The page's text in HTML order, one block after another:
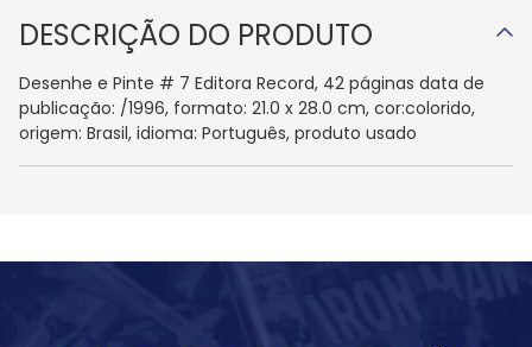
DESCRIÇÃO DO PRODUTO
Desenhe e Pinte # 7 Editora Record, 42 páginas data de
publicação: /1996, formato: 21.0 x 28.0 cm, cor:colorido,
origem: Brasil, idioma: Português, produto usado